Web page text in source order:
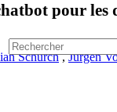
pour les
Schürch ,Jürgen